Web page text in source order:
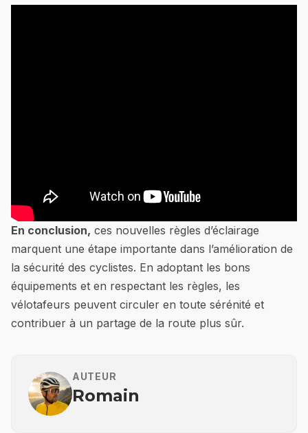
En conclusion, ces nouvelles règles d’éclairage
marquent une étape importante dans l’amélioration de
la sécurité des cyclistes. En adoptant les bons
équipements et en respectant les règles, les
vélotafeurs peuvent circuler en toute sérénité et
contribuer à un partage de la route plus sûr.
AUTEUR
Romain